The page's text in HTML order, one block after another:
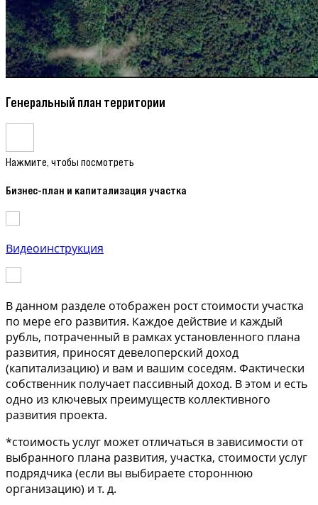
Генеральный план территории
Нажмите, чтобы посмотреть
Бизнес-план и капитализация участка
Видеоинструкция
В данном разделе отображен рост стоимости участка
по мере его развития. Каждое действие и каждый
рубль, потраченный в рамках установленного плана
развития, приносят девелоперский доход
(капитализацию) и вам и вашим соседям. Фактически
собственник получает пассивный доход. В этом и есть
одно из ключевых преимуществ коллективного
развития проекта.
*стоимость услуг может отличаться в зависимости от
выбранного плана развития, участка, стоимости услуг
подрядчика (если вы выбираете стороннюю
организацию) и т. д.